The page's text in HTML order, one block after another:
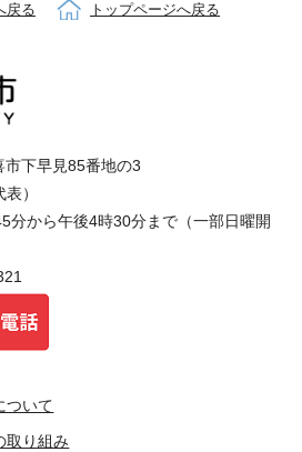
戻る トップページへ戻る
下早見85番地の3
）
分から午後4時30分まで（一部日曜開
ついて
取り組み